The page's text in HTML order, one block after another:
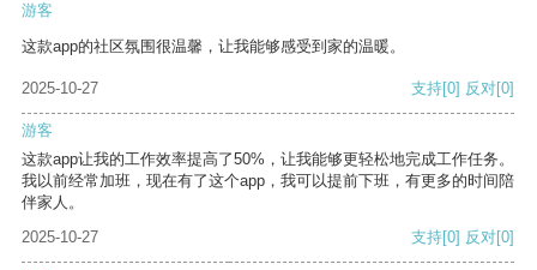
游客
这款app的社区氛围很温馨，让我能够感受到家的温暖。
2025-10-27 支持[0] 反对[0]
游客
这款app让我的工作效率提高了50%，让我能够更轻松地完成工作任务。
我以前经常加班，现在有了这个app，我可以提前下班，有更多的时间陪
伴家人。
2025-10-27
支持[0] 反对[0]